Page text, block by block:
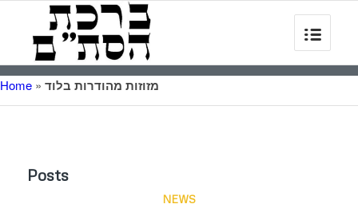
Home » מזוזות מהודרות בלוד
Posts
NEWS